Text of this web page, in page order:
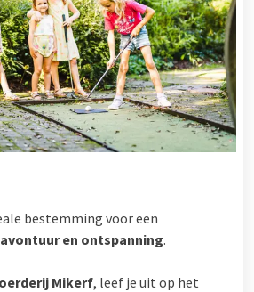
bestemming voor een
en ontspanning.
Mikerf, leef je uit op het